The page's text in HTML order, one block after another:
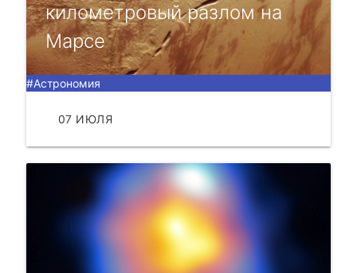
километровый разлом на
Марсе
#Астрономия
07 ИЮЛЯ